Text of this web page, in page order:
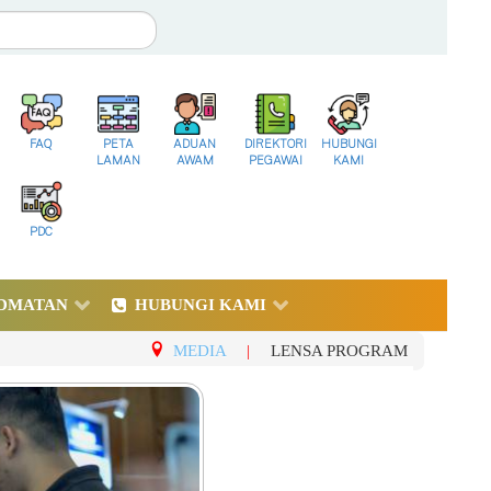
FAQ
PETA
LAMAN
ADUAN
AWAM
DIREKTORI
PEGAWAI
HUBUNGI
KAMI
PDC
HUBUNGI KAMI
MEDIA | LENSA PROGRAM